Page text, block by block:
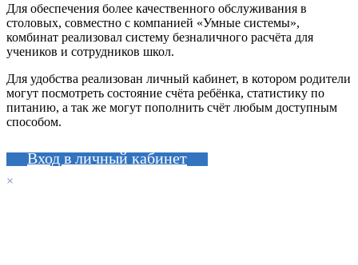
Для обеспечения более качественного обслуживания в
столовых, совместно с компанией «Умные системы»,
комбинат реализовал систему безналичного расчёта для
учеников и сотрудников школ.
Для удобства реализован личный кабинет, в котором родители
могут посмотреть состояние счёта ребёнка, статистику по
питанию, а так же могут пополнить счёт любым доступным
способом.
Вход в личный кабинет
×